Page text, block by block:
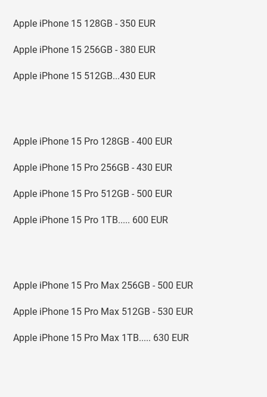
Apple iPhone 15 128GB - 350 EUR
Apple iPhone 15 256GB - 380 EUR
Apple iPhone 15 512GB...430 EUR
Apple iPhone 15 Pro 128GB - 400 EUR
Apple iPhone 15 Pro 256GB - 430 EUR
Apple iPhone 15 Pro 512GB - 500 EUR
Apple iPhone 15 Pro 1TB..... 600 EUR
Apple iPhone 15 Pro Max 256GB - 500 EUR
Apple iPhone 15 Pro Max 512GB - 530 EUR
Apple iPhone 15 Pro Max 1TB..... 630 EUR